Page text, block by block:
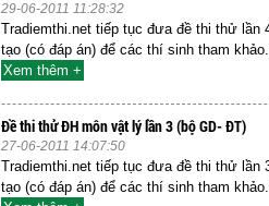
29-06-2011 11:28:32
Tradiemthi.net tiếp tục đưa đề thi thử lần
tạo (có đáp án) để các thí sinh tham
Xem thêm +
Đề thi thử ĐH môn vật lý lần 3 (bộ GD- ĐT)
27-06-2011 14:07:50
Tradiemthi.net tiếp tục đưa đề thi thử lần
tạo (có đáp án) để các thí sinh tham